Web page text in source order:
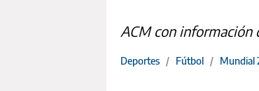
ACM con información
Deportes / Fútbol / Mundial